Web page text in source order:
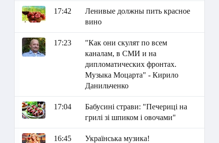
17:42
Ленивые должны пить красное
вино
17:23
"Как они скулят по всем
каналам, в СМИ и на
дипломатических фронтах.
Музыка Моцарта" - Кирило
Данильченко
17:04
Бабусині страви: "Печериці на
грилі зі шпиком і овочами"
16:45 Українська музика!